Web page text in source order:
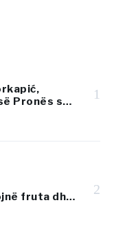
Pronës së
1
fruta dhe
2